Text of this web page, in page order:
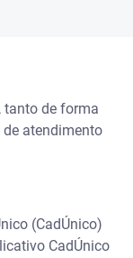
tanto de forma
atendimento
(CadÚnico)
CadÚnico